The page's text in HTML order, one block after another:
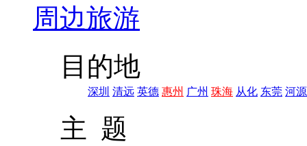
周边旅游
目的地
深圳 清远 英德 惠州 广州 珠海 从化 东莞 河源
主 题